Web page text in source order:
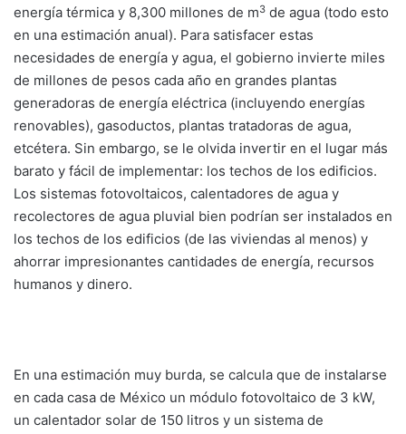
energía térmica y 8,300 millones de m3 de agua (todo esto
en una estimación anual). Para satisfacer estas
necesidades de energía y agua, el gobierno invierte miles
de millones de pesos cada año en grandes plantas
generadoras de energía eléctrica (incluyendo energías
renovables), gasoductos, plantas tratadoras de agua,
etcétera. Sin embargo, se le olvida invertir en el lugar más
barato y fácil de implementar: los techos de los edificios.
Los sistemas fotovoltaicos, calentadores de agua y
recolectores de agua pluvial bien podrían ser instalados en
los techos de los edificios (de las viviendas al menos) y
ahorrar impresionantes cantidades de energía, recursos
humanos y dinero.
En una estimación muy burda, se calcula que de instalarse
en cada casa de México un módulo fotovoltaico de 3 kW,
un calentador solar de 150 litros y un sistema de